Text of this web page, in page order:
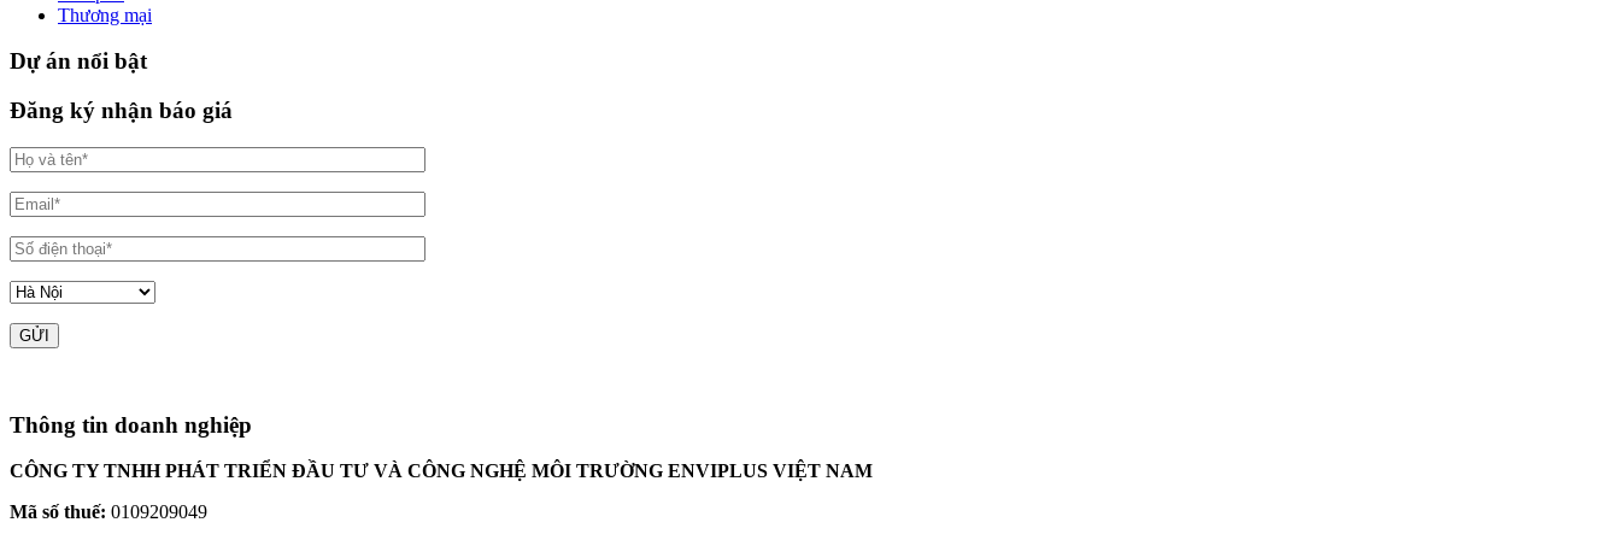
Thương mại
Dự án nổi bật
Đăng ký nhận báo giá
Thông tin doanh nghiệp
CÔNG TY TNHH PHÁT TRIỂN ĐẦU TƯ VÀ CÔNG NGHỆ MÔI TRƯỜNG ENVIPLUS VIỆT NAM
Mã số thuế: 0109209049